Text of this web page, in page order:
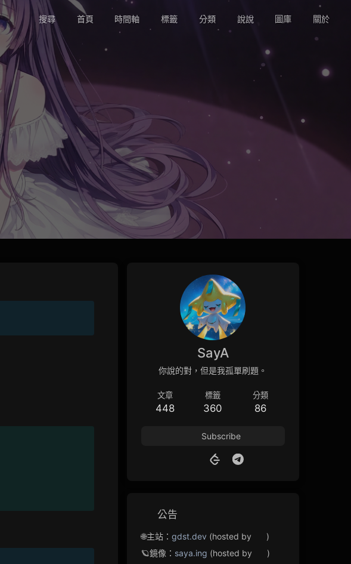
搜尋 首頁 時間軸 標籤 分類 說說 圖庫 關於
SayA
你說的對，但是我孤單刷題。
文章
448
標籤
360
分類
86
Subscribe
公告
🌐主站： gdst.dev (hosted by
)
🪐鏡像： saya.ing (hosted by
)